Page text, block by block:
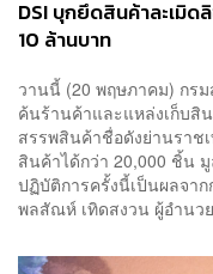
DSI บุกยึดสินค้าละเมิด
10 ล้านบาท
วานนี้ (20 พฤษภาคม) กร
ค้นร้านค้าและแหล่งเก็บสิ
สรรพสินค้าชื่อดังย่านราช
สินค้าได้กว่า 20,000 ชิ้น
ปฏิบัติการครั้งนี้เป็นผลจา
พลสัณห์ เทิดสงวน ผู้อำนว